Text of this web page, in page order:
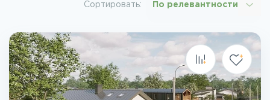
Сортировать: По релевантности